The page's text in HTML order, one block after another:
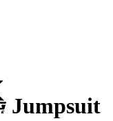
Jumpsuit